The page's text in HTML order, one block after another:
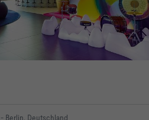
- Berlin, Deutschland